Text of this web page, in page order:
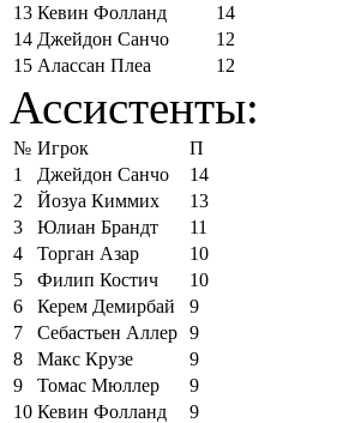
13 Кевин Фолланд
14
14 Джейдон Санчо
12
15 Алассан Плеа 12
Ассистенты:
№ Игрок
П
1
Джейдон Санчо
14
2
Йозуа Киммих
13
3
Юлиан Брандт
11
4
Торган Азар
10
5
Филип Костич
10
6
Керем Демирбай
9
7
Себастьен Аллер 9
8
Макс Крузе
9
9
Томас Мюллер
9
10 Кевин Фолланд
9